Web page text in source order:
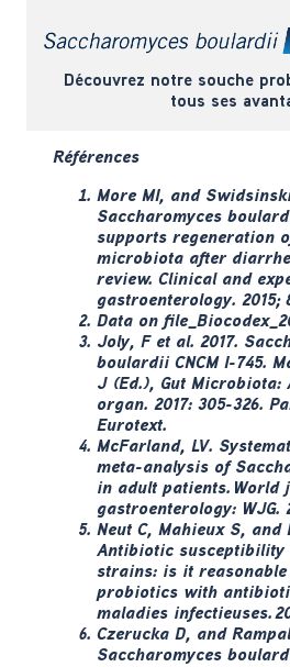
Découvrez notre souche
tous ses
Références
More MI, and
Saccharomyces
supports regeneration
microbiota after
review. Clinical and
gastroenterology. 2015;
Data on
Joly, F et al. 2017.
boulardii CNCM I-745.
J (Ed.), Gut Microbiota:
organ. 2017: 305-326.
Eurotext.
McFarland, LV.
meta-analysis of
in adult patients. World
gastroenterology: WJG.
Neut C, Mahieux S, and
Antibiotic
strains: is it reasonable
probiotics with
maladies infectieuses.
Czerucka D, and
Saccharomyces